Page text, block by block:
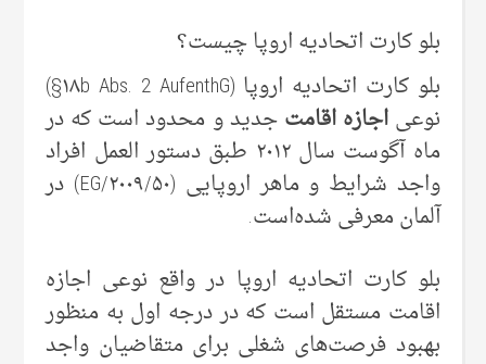
بلو کارت اتحادیه اروپا چیست؟
بلو کارت اتحادیه اروپا (۱۸b Abs. 2 AufenthG§)
نوعیاجازه اقامتجدید و محدود است که در
ماه آگوست سال ۲۰۱۲ طبق دستور العمل افراد
واجد شرایط و ماهر اروپایی (۲۰۰۹/۵۰/EG) در
آلمان معرفی شده‌است.
بلو کارت اتحادیه اروپا در واقع نوعی اجازه
اقامت مستقل است که در درجه اول به منظور
بهبود فرصت‌های شغلی برای متقاضیان واجد